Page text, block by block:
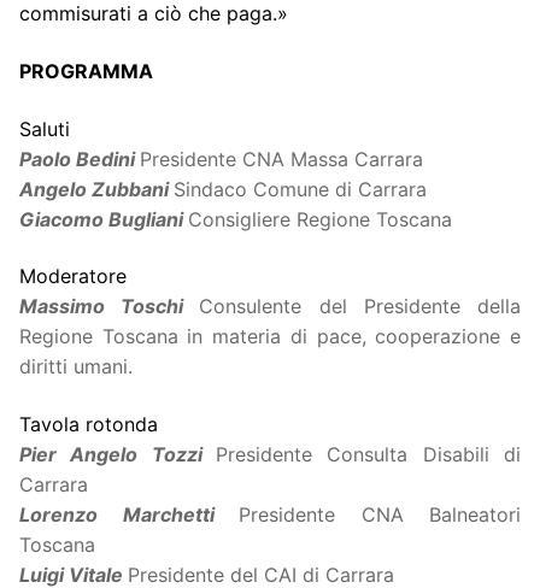
commisurati a ciò che paga.»
PROGRAMMA
Saluti
Paolo Bedini Presidente CNA Massa Carrara
Angelo Zubbani Sindaco Comune di Carrara
Giacomo Bugliani Consigliere Regione Toscana
Moderatore
Massimo Toschi Consulente del Presidente della
Regione Toscana in materia di pace, cooperazione e
diritti umani.
Tavola rotonda
Pier Angelo Tozzi Presidente Consulta Disabili di
Carrara
Lorenzo Marchetti Presidente CNA Balneatori
Toscana
Luigi Vitale Presidente del CAI di Carrara